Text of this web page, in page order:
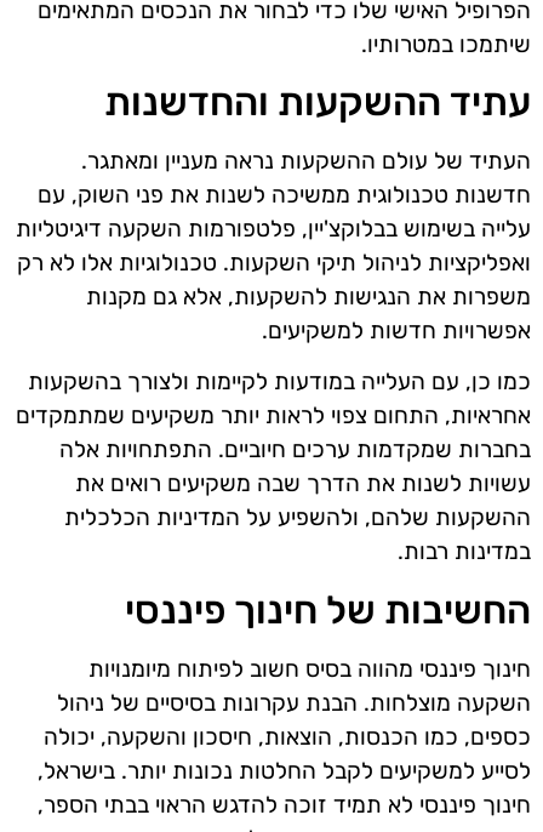
הפרופיל האישי שלו כדי לבחור את הנכסים המתאימים
שיתמכו במטרותיו.
עתיד ההשקעות והחדשנות
העתיד של עולם ההשקעות נראה מעניין ומאתגר.
חדשנות טכנולוגית ממשיכה לשנות את פני השוק, עם
עלייה בשימוש בבלוקצ'יין, פלטפורמות השקעה דיגיטליות
ואפליקציות לניהול תיקי השקעות. טכנולוגיות אלו לא רק
משפרות את הנגישות להשקעות, אלא גם מקנות
אפשרויות חדשות למשקיעים.
כמו כן, עם העלייה במודעות לקיימות ולצורך בהשקעות
אחראיות, התחום צפוי לראות יותר משקיעים שמתמקדים
בחברות שמקדמות ערכים חיוביים. התפתחויות אלה
עשויות לשנות את הדרך שבה משקיעים רואים את
ההשקעות שלהם, ולהשפיע על המדיניות הכלכלית
במדינות רבות.
החשיבות של חינוך פיננסי
חינוך פיננסי מהווה בסיס חשוב לפיתוח מיומנויות
השקעה מוצלחות. הבנת עקרונות בסיסיים של ניהול
כספים, כמו הכנסות, הוצאות, חיסכון והשקעה, יכולה
לסייע למשקיעים לקבל החלטות נכונות יותר. בישראל,
חינוך פיננסי לא תמיד זוכה להדגש הראוי בבתי הספר,